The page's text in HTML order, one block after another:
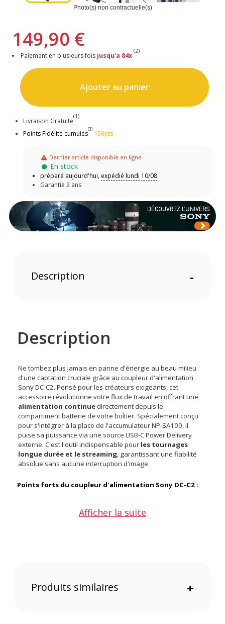
Photo(s) non contractuelle(s)
149,90 €
Paiement en plusieurs fois jusqu'a 84x
(2)
Ajouter au panier
Livraison Gratuite
(1)
Points Fidélité cumulés
(3)
150pts
Dernier article disponible en ligne
En stock
préparé aujourd'hui, expédié lundi 10/08
Garantie 2 ans
Description -
Description
Ne tombez plus jamais en panne d'énergie au beau milieu
d'une captation cruciale grâce au coupleur d'alimentation
Sony DC-C2. Pensé pour les créateurs exigeants, cet
accessoire révolutionne votre flux de travail en offrant une
alimentation continue directement depuis le
compartiment batterie de votre boîtier. Spécialement conçu
pour s'intégrer à la place de l'accumulateur NP-SA100, il
puise sa puissance via une source USB-C Power Delivery
externe. C'est l'outil indispensable pour les tournages
longue durée et le streaming, garantissant une fiabilité
absolue sans aucune interruption d'image.
Points forts du coupleur d'alimentation Sony DC-C2 :
Énergie constante pour filmer sans limite de temps
Afficher la suite
Produits similaires +